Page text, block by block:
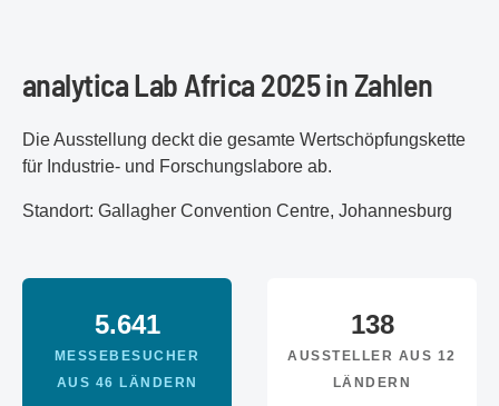
analytica Lab Africa 2025 in Zahlen
Die Ausstellung deckt die gesamte Wertschöpfungskette
für Industrie- und Forschungslabore ab.
Standort: Gallagher Convention Centre, Johannesburg
5.641
MESSEBESUCHER
AUS 46 LÄNDERN
138
AUSSTELLER AUS 12
LÄNDERN